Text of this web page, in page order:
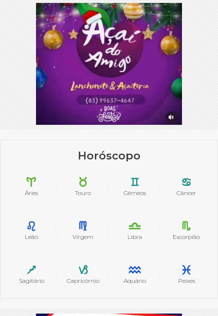
Horóscopo
Áries Touro Gêmeos Câncer
Leão Virgem Libra Escorpião
Sagitário Capricórnio Aquário Peixes